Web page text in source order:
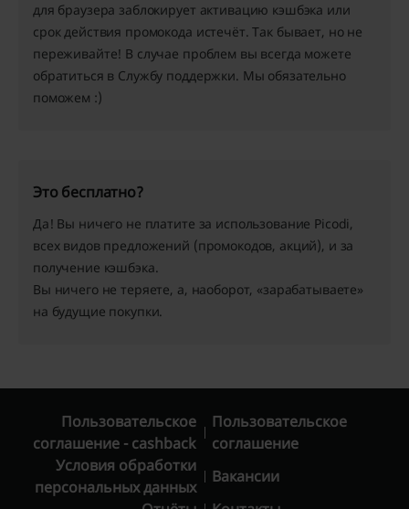
для браузера заблокирует активацию кэшбэка или
срок действия промокода истечёт. Так бывает, но не
переживайте! В случае проблем вы всегда можете
обратиться в Службу поддержки. Мы обязательно
поможем :)
Это бесплатно?
Да! Вы ничего не платите за использование Picodi,
всех видов предложений (промокодов, акций), и за
получение кэшбэка.
Вы ничего не теряете, а, наоборот, «зарабатываете»
на будущие покупки.
Пользовательское
соглашение - cashback
Пользовательское
соглашение
Условия обработки
персональных данных
Вакансии